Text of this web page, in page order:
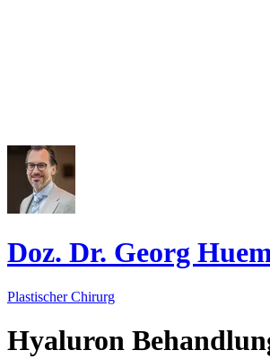
Doz. Dr. Georg
Plastischer Chirurg
Hyaluron